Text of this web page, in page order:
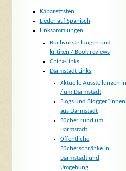
Kabarettisten
Lieder auf Spanisch
Linksammlungen
Buchvorstellungen und -
kritiken / Book reviews
China-Links
Darmstadt Links
Aktuelle Ausstellungen in
/ um Darmstadt
Blogs und Blogger*innen
aus Darmstadt
Bücher rund um
Darmstadt
Öffentliche
Bücherschränke in
Darmstadt und
Umgebung